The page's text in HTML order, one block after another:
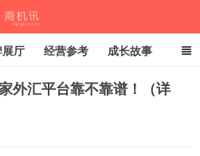
厅 经营参考 成长故事
外汇平台靠不靠谱！（详